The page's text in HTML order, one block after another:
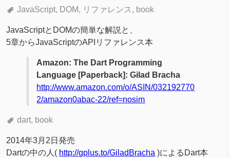
JavaScript DOM リファレンス book
JavaScriptとDOMの簡単な解説と、
5章からJavaScriptのAPIリファレンス本
Amazon: The Dart Programming
Language [Paperback]: Gilad Bracha
http://www.amazon.com/o/ASIN/032192770
2/amazon0abac-22/ref=nosim
dart book
2014年3月2日発売
Dartの中の人( http://gplus.to/GiladBracha )によるDart本